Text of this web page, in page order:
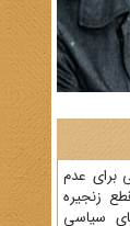
برای عدم
به قطع زنجیره
سیاسی